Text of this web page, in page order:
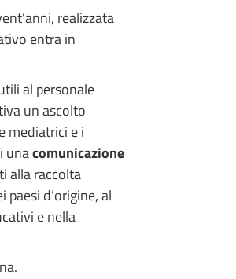
realizzata
entra in
al personale
un ascolto
mediatrici e i
unacomunicazione
alla raccolta
d’origine, al
e nella